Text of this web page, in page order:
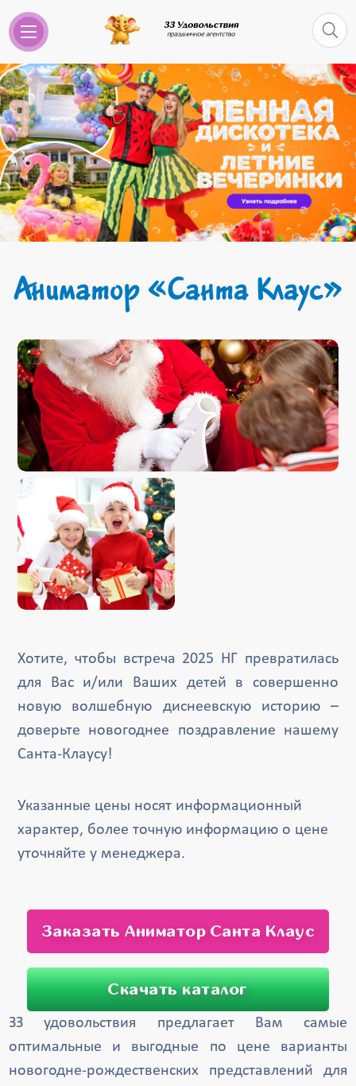
Аниматор «Санта Клаус»
Хотите, чтобы встреча 2025 НГ превратилась
для Вас и/или Ваших детей в совершенно
новую волшебную диснеевскую историю –
доверьте новогоднее поздравление нашему
Санта-Клаусу!
Указанные цены носят информационный
характер, более точную информацию о цене
уточняйте у менеджера.
Заказать Аниматор Санта Клаус
Скачать каталог
ЗЗ удовольствия предлагает Вам самые
оптимальные и выгодные по цене варианты
новогодне-рождественских представлений для